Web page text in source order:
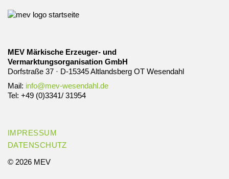
MEV Märkische Erzeuger- und
Vermarktungsorganisation GmbH
Dorfstraße 37 · D-15345 Altlandsberg OT Wesendahl
Mail: info@mev-wesendahl.de
Tel: +49 (0)3341/ 31954
IMPRESSUM
DATENSCHUTZ
© 2026 MEV